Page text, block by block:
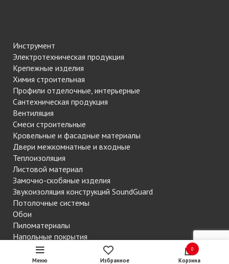
Инструмент
Электротехническая продукция
Крепежные изделия
Химия строительная
Профили отделочные, интерьерные
Сантехническая продукция
Вентиляция
Смеси строительные
Кровельные и фасадные материалы
Двери межкомнатные и входные
Теплоизоляция
Листовой материал
Замочно-скобяные изделия
Звукоизоляция конструкций SoundGuard
Потолочные системы
Обои
Пиломатериалы
Напольные покрытия
Сетки строительные
Меню Избранное
0
Корзина